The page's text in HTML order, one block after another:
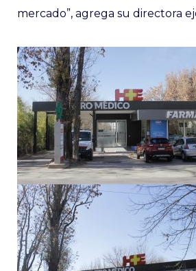
mercado”, agrega su directora